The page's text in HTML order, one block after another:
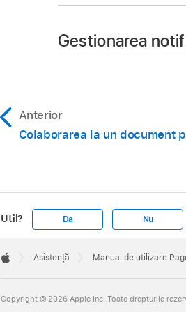
Gestionarea
Într‑un document
De asemenea,
Notă:
Anterior
Colaborarea la un document
Util? Da Nu
Footer

Asistență Manual de utilizare
Copyright © 2026 Apple Inc. Toate drepturile